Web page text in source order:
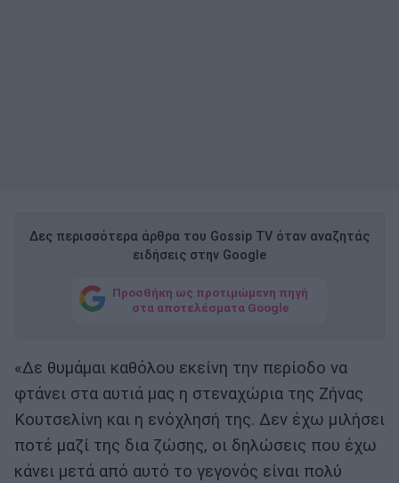
Δες περισσότερα άρθρα του Gossip TV όταν αναζητάς
ειδήσεις στην Google
Προσθήκη ως προτιμώμενη πηγή
στα αποτελέσματα Google
«Δε θυμάμαι καθόλου εκείνη την περίοδο να
φτάνει στα αυτιά μας η στεναχώρια της Ζήνας
Κουτσελίνη και η ενόχλησή της. Δεν έχω μιλήσει
ποτέ μαζί της δια ζώσης, οι δηλώσεις που έχω
κάνει μετά από αυτό το γεγονός είναι πολύ